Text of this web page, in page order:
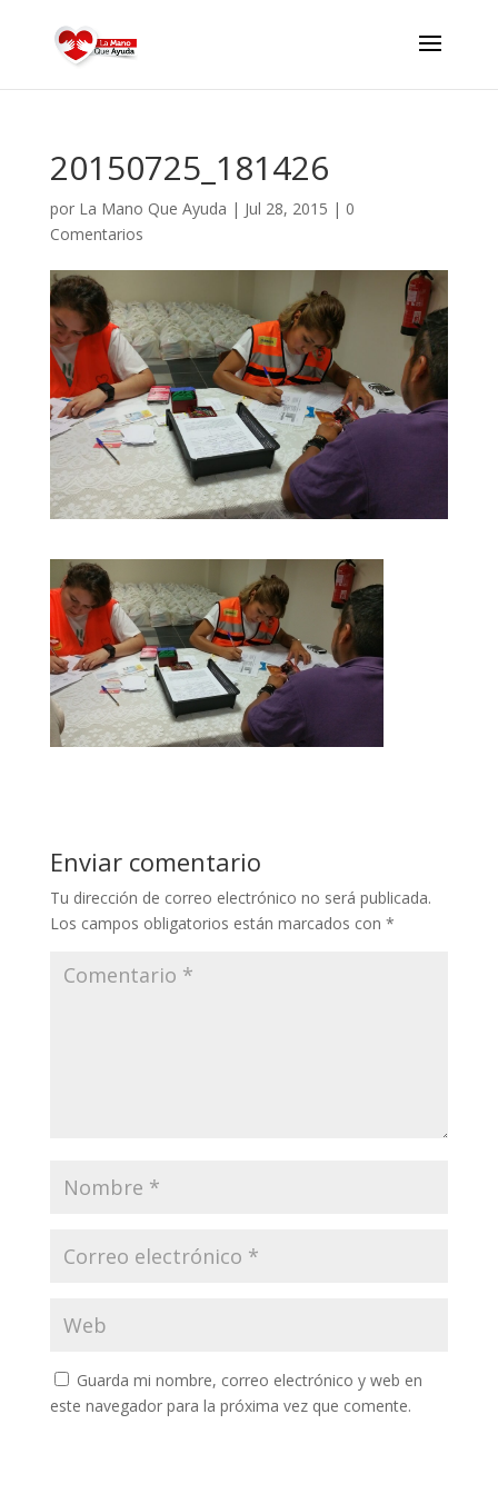
20150725_181426
por La Mano Que Ayuda | Jul 28, 2015 | 0
Comentarios
Enviar comentario
Tu dirección de correo electrónico no será publicada.
Los campos obligatorios están marcados con *
Guarda mi nombre, correo electrónico y web en
este navegador para la próxima vez que comente.